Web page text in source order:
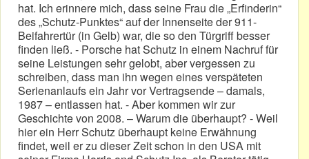
hat. Ich erinnere mich, dass seine Frau die „Erfinderin“
des „Schutz-Punktes“ auf der Innenseite der 911-
Beifahrertür (in Gelb) war, die so den Türgriff besser
finden ließ. - Porsche hat Schutz in einem Nachruf für
seine Leistungen sehr gelobt, aber vergessen zu
schreiben, dass man ihn wegen eines verspäteten
Serienanlaufs ein Jahr vor Vertragsende – damals,
1987 – entlassen hat. - Aber kommen wir zur
Geschichte von 2008. – Warum die überhaupt? - Weil
hier ein Herr Schutz überhaupt keine Erwähnung
findet, weil er zu dieser Zeit schon in den USA mit